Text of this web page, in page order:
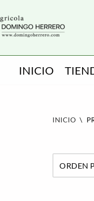
INICIO
INICIO \